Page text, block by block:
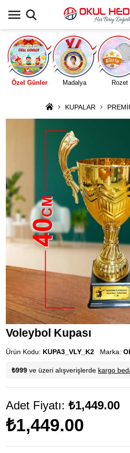
Özel Günler Madalya Rozet
KUPALAR
Voleybol Kupası
Ürün Kodu: KUPA3_VLY_K2 Marka:
₺999 ve üzeri alışverişlerde kargo
Adet Fiyatı: ₺1,449.00
₺1,449.00